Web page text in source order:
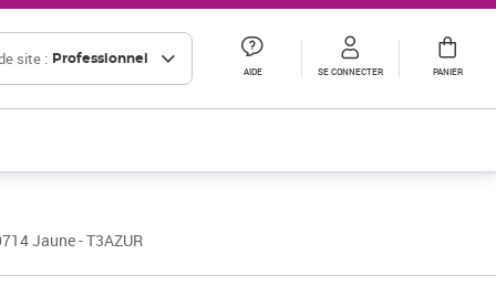
site : Professionnel
AIDE SE CONNECTER PANIER
Jaune - T3AZUR